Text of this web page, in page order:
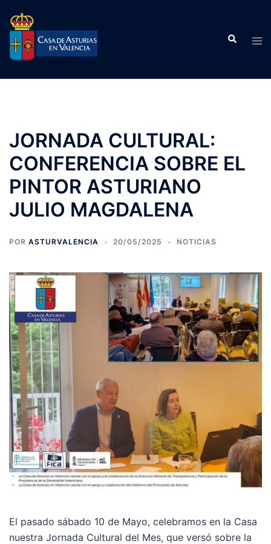
contenido
Buscar
JORNADA CULTURAL:
CONFERENCIA SOBRE EL
PINTOR ASTURIANO
JULIO MAGDALENA
POR ASTURVALENCIA 20/05/2025 NOTICIAS
El pasado sábado 10 de Mayo, celebramos en la Casa
nuestra Jornada Cultural del Mes, que versó sobre la